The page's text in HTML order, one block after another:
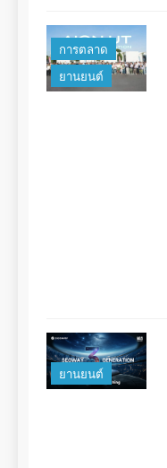
การตลาด
ยานยนต์
ยานยนต์